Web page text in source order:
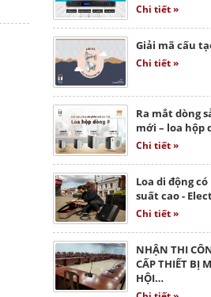
Chi tiết »
Giải mã cấu
Chi tiết »
Ra mắt dòng
mới – loa hộp
Chi tiết »
Loa di động
suất cao -
Chi tiết »
NHẬN THI
CẤP THIẾT BỊ
HỘI…